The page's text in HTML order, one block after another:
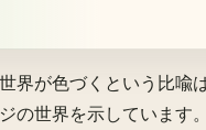
界が色づくという比喩
の世界を示しています